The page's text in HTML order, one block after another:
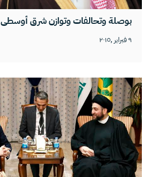
بوصلة وتحالفات وتوازن شرق أوسطي
٩ فبراير ,٢٠١٥